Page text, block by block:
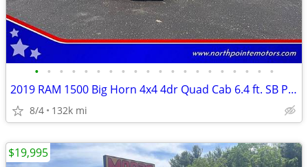
• • • • • • • • • • • • • • • • • • • •
2019 RAM 1500 Big Horn 4x4 4dr Quad Cab 6.4 ft. SB Pickup
8/4 132k mi
$19,995